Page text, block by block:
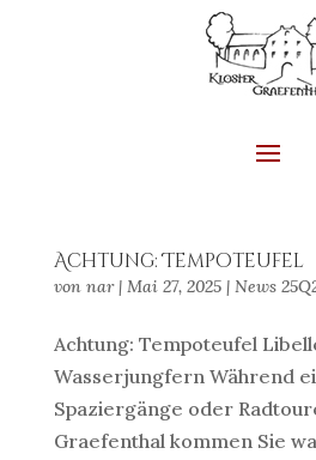
Achtung: Tempoteufel
von nar| Mai 27, 2025| News
Achtung: Tempoteufel
Wasserjungfern Während
Spaziergänge oder
Graefenthal kommen Sie